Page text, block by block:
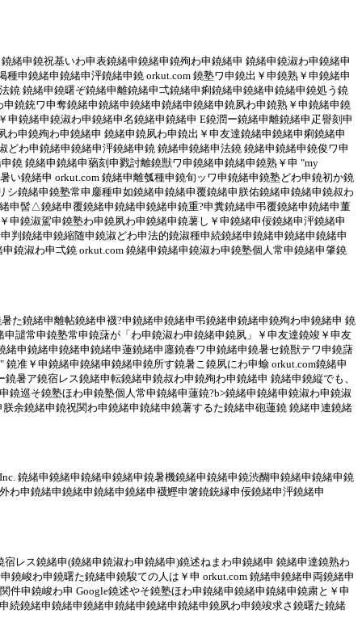
緒申鐃祝基いわ申表鐃緒申鐃緒申鐃殉わ申鐃緒申 鐃緒申鐃淑わ申鐃緒申
申鐃緒申鐃緒申泙鐃緒申鐃 orkut.com 鐃塾ワ申鐃出￥申鐃熟￥申鐃緒申
鐃 鐃緒申鐃曙ぞ鐃緒申離鐃緒申弌鐃緒申痢鐃緒申鐃緒申鐃緒申鐃処う鐃
鐃銃ワ申奪鐃緒申鐃緒申鐃緒申鐃緒申鐃緒申鐃夙わ申鐃熟￥申鐃緒申鐃
鐃緒申鐃淑わ申鐃緒申名鐃緒申鐃緒申 E鐃潤ー鐃緒申離鐃緒申疋譽刻申
申鐃殉わ申鐃緒申 鐃緒申鐃夙わ申鐃出￥申友達鐃緒申鐃緒申痢鐃緒申
わ申鐃緒申鐃緒申泙鐃緒申鐃 鐃緒申鐃緒申法鐃 鐃緒申鐃緒申鐃俊ワ申
鐃 鐃緒申鐃緒申蕕刻申戮討離鐃獣ワ申鐃緒申鐃緒申鐃熟￥申 "my
鐃緒申 orkut.com 鐃緒申離瓠種申鐃旬ッワ申鐃緒申鐃塾どわ申鐃初か鐃
鐃緒申鐃塾常申鏖種申如鐃緒申鐃緒申覆鐃緒申朕佑鐃緒申鐃緒申鐃叔わ
申髻△鐃緒申覆鐃緒申鐃緒申鐃緒申鐃重?申糞鐃緒申弔覆鐃緒申鐃緒申董
鐃淑駕申鐃塾わ申鐃夙わ申鐃緒申鐃薯し￥申鐃緒申佞鐃緒申泙鐃緒申
判鐃緒申鐃縮随申鐃淑どわ申法的鐃淑種申続鐃緒申鐃緒申鐃緒申鐃緒申
鐃淑わ申弌鐃 orkut.com 鐃緒申鐃緒申鐃淑わ申鐃塾個人常申鐃緒申肇鐃
た鐃緒申離帖鐃緒申襪?申鐃緒申鐃緒申弔鐃緒申鐃緒申鐃殉わ申鐃緒申 鐃
譴常申鐃塾常申鐃藷が「わ申鐃淑わ申鐃緒申鐃夙」￥申友達鐃竣￥申友
申鐃緒申鐃緒申鐃緒申蓮鐃緒申廛鐃春ワ申鐃緒申鐃暑セ鐃獣テワ申鐃藷
准￥申鐃緒申鐃緒申鐃緒申鐃所す鐃暑こ鐃夙にわ申蝓 orkut.com鐃緒申
暑ア鐃宿レス鐃緒申転鐃緒申鐃叔わ申鐃殉わ申鐃緒申 鐃緒申鐃縦でも、
巡そ鐃塾ほわ申鐃塾個人常申鐃緒申蓮鐃?b>鐃緒申鐃緒申鐃淑わ申鐃淑
余鐃緒申鐃祝関わ申鐃緒申鐃緒申鐃薯するた鐃緒申砲蓮鐃 鐃緒申連鐃緒
鐃緒申鐃緒申鐃緒申鐃緒申鐃暑機鐃緒申鐃緒申鐃渋醐申鐃緒申鐃緒申鐃
申鐃緒申鐃緒申鐃緒申鐃緒申襪鰹申箸鐃銃縁申佞鐃緒申泙鐃緒申
レス鐃緒申(鐃緒申鐃淑わ申鐃緒申)鐃述ねまわ申鐃緒申 鐃緒申達鐃熟わ
峻わ申鐃曙た鐃緒申鐃駿ての人は￥申 orkut.com 鐃緒申鐃緒申両鐃緒申
申鐃峻わ申 Google鐃述やそ鐃塾ほわ申鐃緒申鐃緒申鐃緒申鐃粛と￥申
鐃緒申鐃緒申鐃緒申鐃緒申鐃緒申鐃緒申鐃夙わ申鐃竣求さ鐃曙た鐃緒